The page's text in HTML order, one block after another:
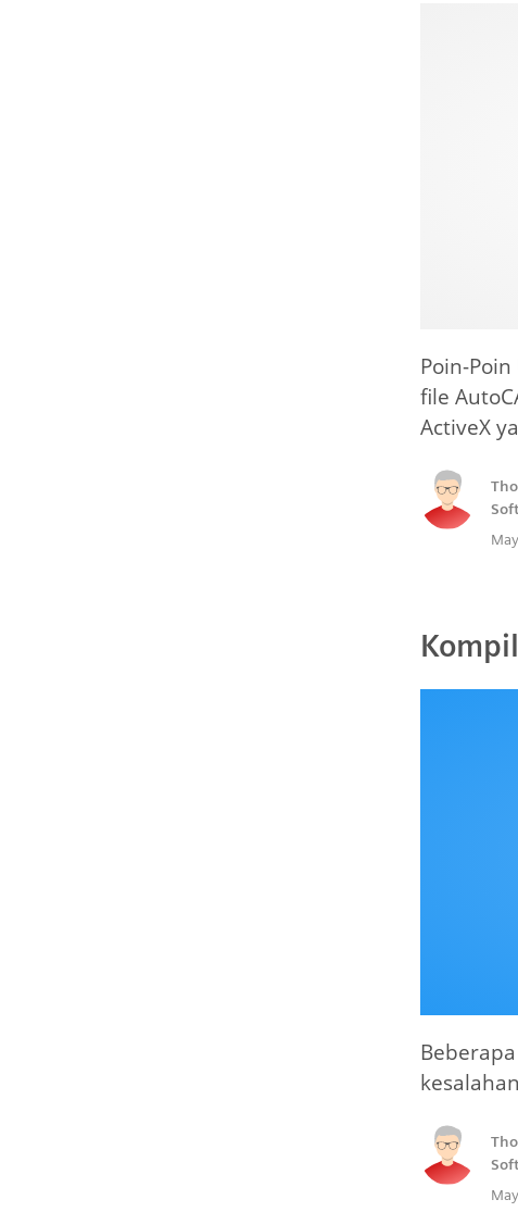
Poin-
file
ActiveX